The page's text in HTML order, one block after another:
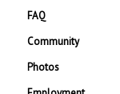
FAQ
Community
Photos